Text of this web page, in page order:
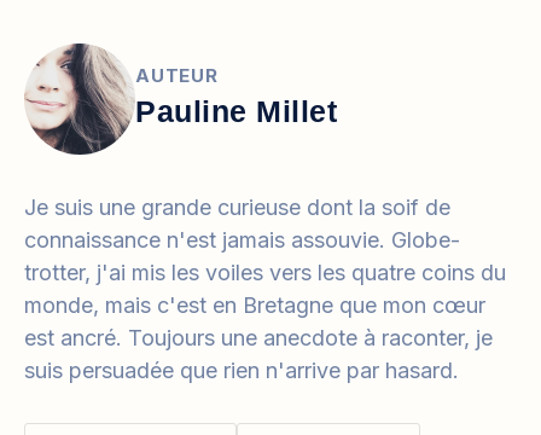
AUTEUR
Pauline Millet
Je suis une grande curieuse dont la soif de
connaissance n'est jamais assouvie. Globe-
trotter, j'ai mis les voiles vers les quatre coins du
monde, mais c'est en Bretagne que mon cœur
est ancré. Toujours une anecdote à raconter, je
suis persuadée que rien n'arrive par hasard.